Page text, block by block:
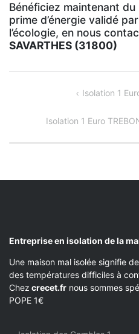
Bénéficiez maintenant du
prime d’énergie validé
l’écologie, en nous
SAVARTHES (31800)
NAVIGATION
L’ARTICLE
Isolation 1
Isolation 1 Euro
Entreprise en isolation de la
Une maison mal isolée signifie
des températures difficiles à
Chez crecet.fr nous sommes
POPE 1€